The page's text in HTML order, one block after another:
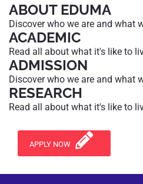
ABOUT EDUMA
Discover who we are and what
ACADEMIC
Read all about what it's like to
ADMISSION
Discover who we are and what
RESEARCH
Read all about what it's like to
APPLY NOW